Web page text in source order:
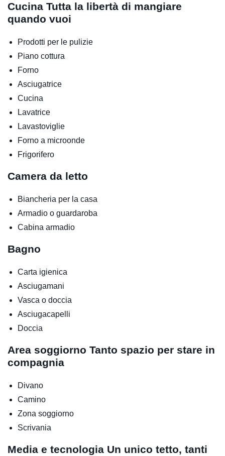
Cucina Tutta la libertà di mangiare
quando vuoi
Prodotti per le pulizie
Piano cottura
Forno
Asciugatrice
Cucina
Lavatrice
Lavastoviglie
Forno a microonde
Frigorifero
Camera da letto
Biancheria per la casa
Armadio o guardaroba
Cabina armadio
Bagno
Carta igienica
Asciugamani
Vasca o doccia
Asciugacapelli
Doccia
Area soggiorno Tanto spazio per stare in
compagnia
Divano
Camino
Zona soggiorno
Scrivania
Media e tecnologia Un unico tetto, tanti